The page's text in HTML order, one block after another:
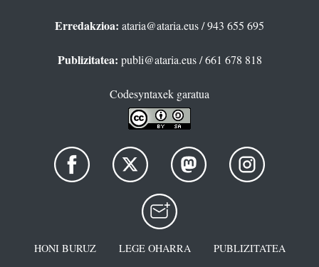
Erredakzioa: ataria@ataria.eus/ 943 655 695
Publizitatea: publi@ataria.eus/ 661 678 818
Codesyntaxek garatua
HONI BURUZ LEGE OHARRA
PUBLIZITATEA